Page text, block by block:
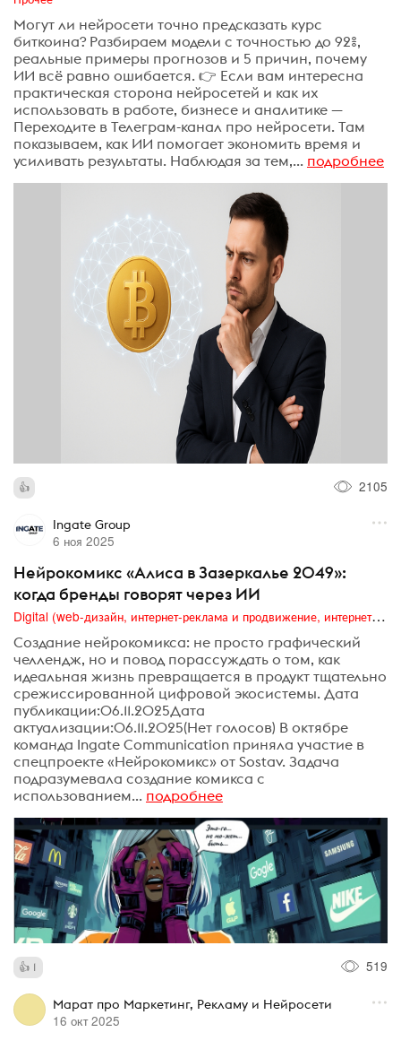
Могут ли нейросети точно предсказать курс
биткоина? Разбираем модели с точностью до 92%,
реальные примеры прогнозов и 5 причин, почему
ИИ всё равно ошибается. 👉 Если вам интересна
практическая сторона нейросетей и как их
использовать в работе, бизнесе и аналитике —
Переходите в Телеграм-канал про нейросети. Там
показываем, как ИИ помогает экономить время и
усиливать результаты. Наблюдая за тем,... подробнее
2105
Ingate Group
6 ноя 2025
Нейрокомикс «Алиса в Зазеркалье 2049»:
когда бренды говорят через ИИ
Digital (web-дизайн, интернет-реклама и продвижение, интернет-сообщества и блоги, интернет-коммуникации, мобильный маркетинг, реклама на цифровых экранах)
Создание нейрокомикса: не просто графический
челлендж, но и повод порассуждать о том, как
идеальная жизнь превращается в продукт тщательно
срежиссированной цифровой экосистемы. Дата
публикации:06.11.2025Дата
актуализации:06.11.2025(Нет голосов) В октябре
команда Ingate Communication приняла участие в
спецпроекте «Нейрокомикс» от Sostav. Задача
подразумевала создание комикса с
использованием... подробнее
1 519
Марат про Маркетинг, Рекламу и Нейросети
16 окт 2025